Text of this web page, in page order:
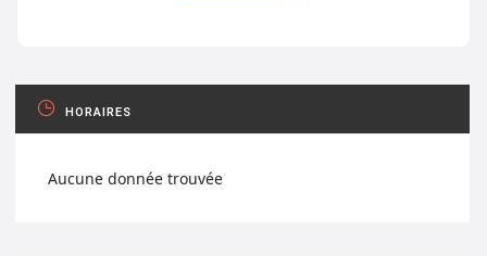
HORAIRES
Aucune donnée trouvée